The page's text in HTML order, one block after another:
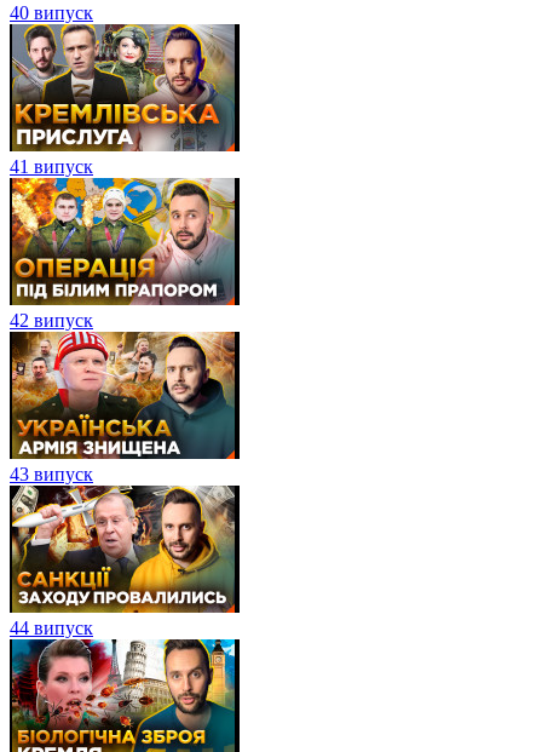
40 випуск
41 випуск
42 випуск
43 випуск
44 випуск